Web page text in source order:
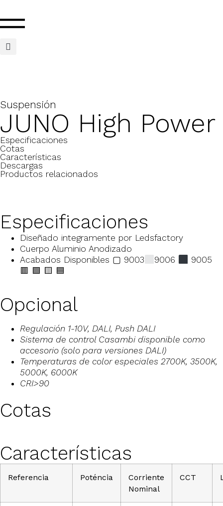
Suspensión
JUNO High Power
Especificaciones
Cotas
Características
Descargas
Productos relacionados
Especificaciones
Diseñado integramente por Ledsfactory
Cuerpo Aluminio Anodizado
Acabados Disponibles ▢ 9003
9006
9005
🟥 🟩 🟨 🟦
Opcional
Regulación 1-10V, DALI, Push DALI
Sistema de control Casambi disponible como
accesorio (solo para versiones DALI)
Temperaturas de color especiales 2700K, 3500K,
5000K, 6000K
CRI>90
Cotas
Características
Referencia Poténcia
Corriente
Nominal
CCT